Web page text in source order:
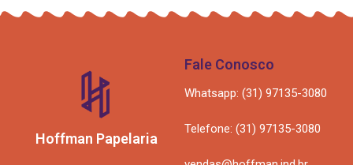
Hoffman Papelaria
Fale Conosco
Whatsapp: (31) 97135-3080
Telefone: (31) 97135-3080